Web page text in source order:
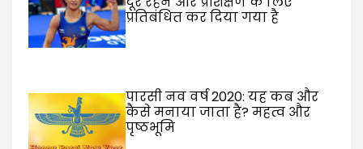
प्रतिबंधित कर दिया गया है
पारसी नव वर्ष 2020: यह कब और
कैसे मनाया जाता है? महत्व और
पृष्ठभूमि